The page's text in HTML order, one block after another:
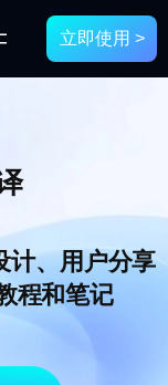
立即使用 >
、用户分享
程和笔记